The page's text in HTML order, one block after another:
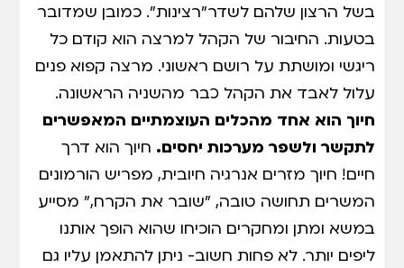
בשל הרצון שלהם לשדר"רצינות". כמובן שמדובר
בטעות. החיבור של הקהל למרצה הוא קודם כל
ריגשי ומושתת על רושם ראשוני. מרצה קפוא פנים
עלול לאבד את הקהל כבר מהשניה הראשונה.
חיוך הוא אחד מהכלים העוצמתיים המאפשרים
לתקשר ולשפר מערכות יחסים. חיוך הוא דרך
חיים! חיוך מזרים אנרגיה חיובית, מפריש הורמונים
המשרים תחושה טובה, "שובר את הקרח," מסייע
במשא ומתן ומחקרים הוכיחו שהוא הופך אותנו
ליפים יותר. לא פחות חשוב- ניתן להתאמן עליו גם